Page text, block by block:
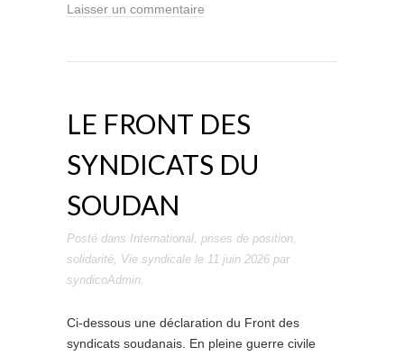
Laisser un commentaire
LE FRONT DES
SYNDICATS DU
SOUDAN
Posté dans International, prises de position,
solidarité, Vie syndicale le 11 juin 2026 par
syndicoAdmin.
Ci-dessous une déclaration du Front des
syndicats soudanais. En pleine guerre civile